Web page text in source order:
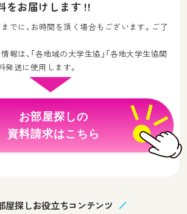
をお届けします !!
でに、お時間を頂く場合もございます。ご了
は、「各地域の大学生協」「各地大学生協関
発送に使用します。
お部屋探しの
資料請求はこちら
屋探しお役立ちコンテンツ